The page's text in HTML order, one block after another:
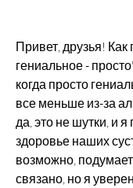
Привет, друзья! Как
гениальное -
когда просто
все меньше из-за
да, это не шутки, и
здоровье наших
возможно,
связано, но я